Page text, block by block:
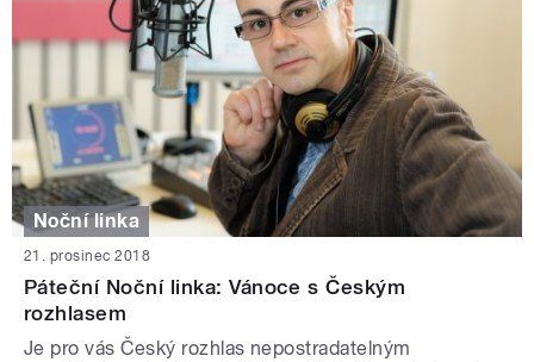
Noční linka
21. prosinec 2018
Páteční Noční linka: Vánoce s Českým
rozhlasem
Je pro vás Český rozhlas nepostradatelným